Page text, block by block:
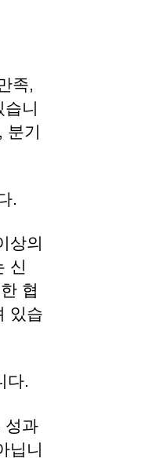
족,
니
분기
.
상의
신
협
있습
다.
성과
닙니